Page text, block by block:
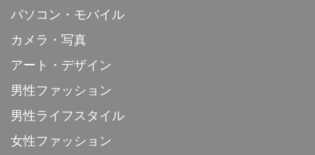
パソコン・モバイル
カメラ・写真
アート・デザイン
男性ファッション
男性ライフスタイル
女性ファッション